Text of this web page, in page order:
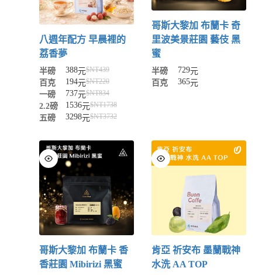
八週年配方 早晨裡的
荔香夢
半磅 388元$NT439
百克 194元$NT220
一磅 737元$NT834
2.2磅 1536元$NT1738
五磅 3298元$NT3732
哥斯大黎加 布蘭卡 奇
里波美景莊園 藝伎 黑
蜜
半磅 729元
百克
365元
哥斯大黎加 布蘭卡 香
香莊園 Mibirizi 黑蜜
肯亞 祈安布 墨蘭戰神
水洗 AA TOP